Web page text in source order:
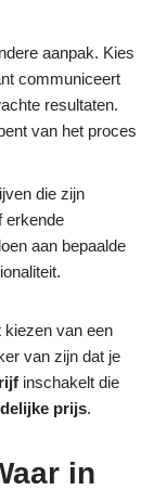
aanpak. Kies
communiceert
resultaten.
van het proces
die zijn
erkende
aan bepaalde
kiezen van een
van zijn dat je
inschakelt die
prijs.
in